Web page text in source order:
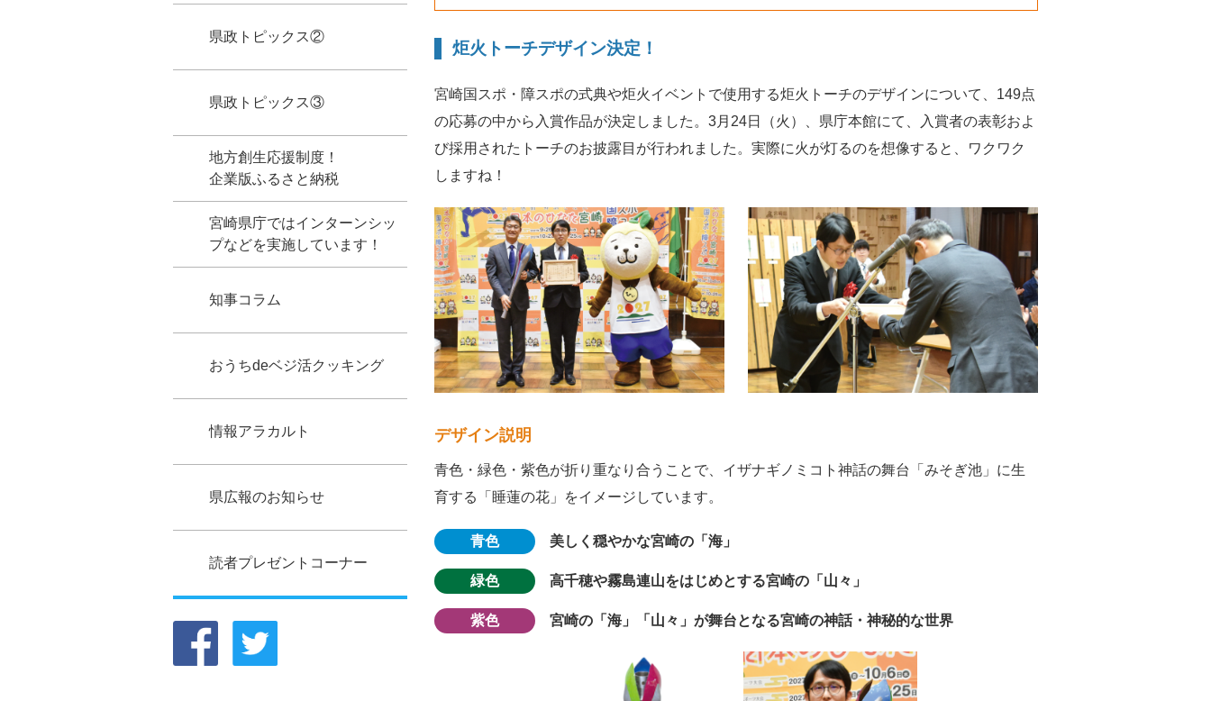
県政トピックス②
県政トピックス③
地方創生応援制度！
企業版ふるさと納税
宮崎県庁ではインターンシッ
プなどを実施しています！
知事コラム
おうちdeベジ活クッキング
情報アラカルト
県広報のお知らせ
読者プレゼントコーナー
炬火トーチデザイン決定！
宮崎国スポ・障スポの式典や炬火イベントで使用する炬火トーチのデザインについて、149点
の応募の中から入賞作品が決定しました。3月24日（火）、県庁本館にて、入賞者の表彰およ
び採用されたトーチのお披露目が行われました。実際に火が灯るのを想像すると、ワクワク
しますね！
デザイン説明
青色・緑色・紫色が折り重なり合うことで、イザナギノミコト神話の舞台「みそぎ池」に生
育する「睡蓮の花」をイメージしています。
青色 美しく穏やかな宮崎の「海」
緑色 高千穂や霧島連山をはじめとする宮崎の「山々」
紫色 宮崎の「海」「山々」が舞台となる宮崎の神話・神秘的な世界